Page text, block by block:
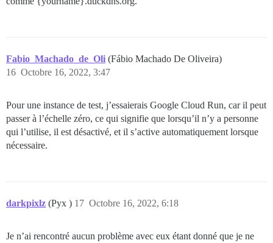
Fabio_Machado_de_Oli (Fábio Machado De Oliveira)
Octobre 16, 2022, 3:47
16
Pour une instance de test, j’essaierais Google Cloud Run, car il peut
passer à l’échelle zéro, ce qui signifie que lorsqu’il n’y a personne
qui l’utilise, il est désactivé, et il s’active automatiquement lorsque
nécessaire.
darkpixlz (Pyx ) Octobre 16, 2022, 6:18
17
Je n’ai rencontré aucun problème avec eux étant donné que je ne